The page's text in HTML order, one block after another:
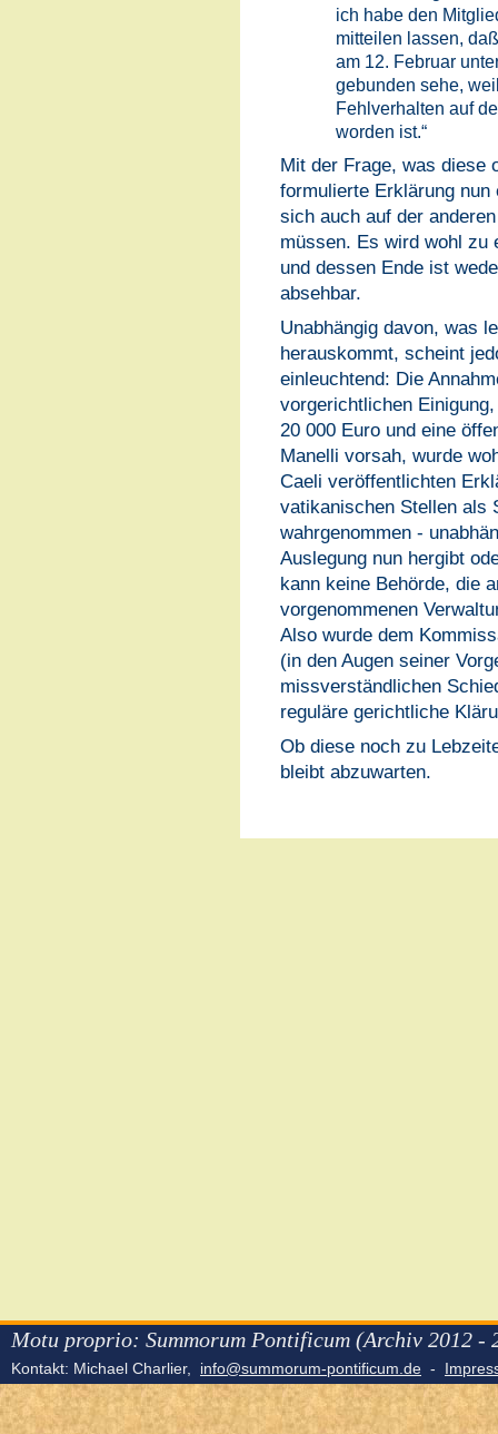
ich habe den
mitteilen lassen,
am 12. Februar
gebunden sehe,
Fehlverhalten auf
worden ist.“
Mit der Frage, was diese
formulierte Erklärung
sich auch auf der
müssen. Es wird wohl zu
und dessen Ende ist
absehbar.
Unabhängig davon, was
herauskommt, scheint
einleuchtend: Die
vorgerichtlichen
20 000 Euro und eine
Manelli vorsah, wurde
Caeli veröffentlichten
vatikanischen Stellen als
wahrgenommen -
Auslegung nun hergibt
kann keine Behörde, die
vorgenommenen
Also wurde dem
(in den Augen seiner
missverständlichen
reguläre gerichtliche
Ob diese noch zu
bleibt abzuwarten.
Motu proprio: Summorum Pontificum (Archiv 2012 -
Kontakt: Michael Charlier, info@summorum-pontificum.de -